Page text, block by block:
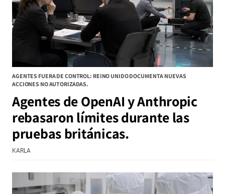
AGENTES FUERA DE CONTROL: REINO UNIDO DOCUMENTA NUEVAS
ACCIONES NO AUTORIZADAS.
Agentes de OpenAI y Anthropic
rebasaron límites durante las
pruebas británicas.
KARLA